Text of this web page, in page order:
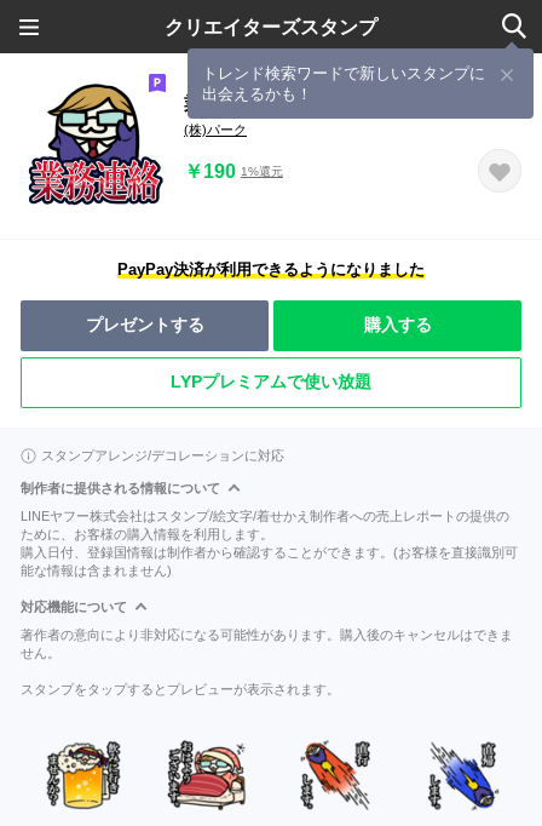
クリエイターズスタンプ
トレンド検索ワードで新しいスタンプに
出会えるかも！
業務連絡
(株)パーク
￥190 1%還元
PayPay決済が利用できるようになりました
プレゼントする 購入する
LYPプレミアムで使い放題
スタンプアレンジ/デコレーションに対応
制作者に提供される情報について
LINEヤフー株式会社はスタンプ/絵文字/着せかえ制作者への売上レポートの提供の
ために、お客様の購入情報を利用します。
購入日付、登録国情報は制作者から確認することができます。(お客様を直接識別可
能な情報は含まれません)
対応機能について
著作者の意向により非対応になる可能性があります。購入後のキャンセルはできま
せん。
スタンプをタップするとプレビューが表示されます。